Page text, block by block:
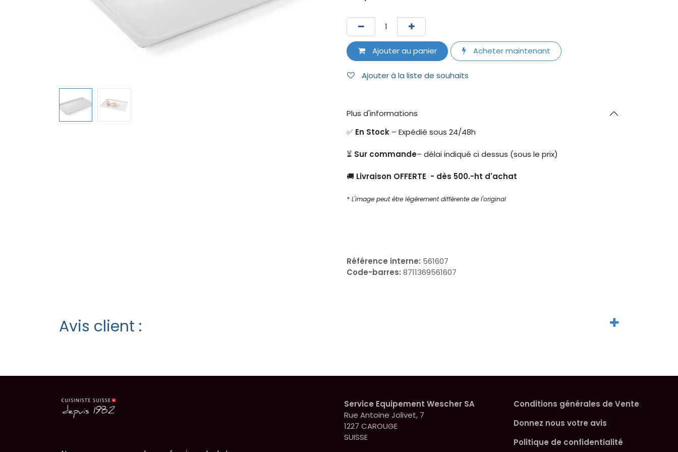
Ajouter au panier Acheter maintenant
Ajouter à la liste de souhaits
Plus d'informations
✅ En Stock – Expédié sous 24/48h
⏳ Sur commande– délai indiqué ci dessus (sous le prix)
🚚 Livraison OFFERTE - dès 500.-ht d'achat
* L'image peut être légèrement différente de l'original
Référence interne: 561607
Code-barres: 8711369561607
Avis client :
Service Equipement Wescher SA
Rue Antoine Jolivet, 7
1227 CAROUGE
SUISSE
Conditions générales de Vente
Donnez nous votre avis
Politique de confidentialité